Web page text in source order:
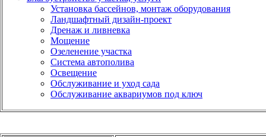
Установка бассейнов, монтаж оборудования
Ландшафтный дизайн-проект
Дренаж и ливневка
Мощение
Озеленение участка
Система автополива
Освещение
Обслуживание и уход сада
Обслуживание аквариумов под ключ